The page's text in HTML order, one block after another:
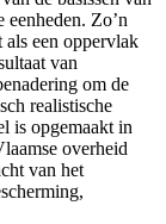
Zo’n
een oppervlak
van
om de
realistische
is opgemaakt in
overheid
van het